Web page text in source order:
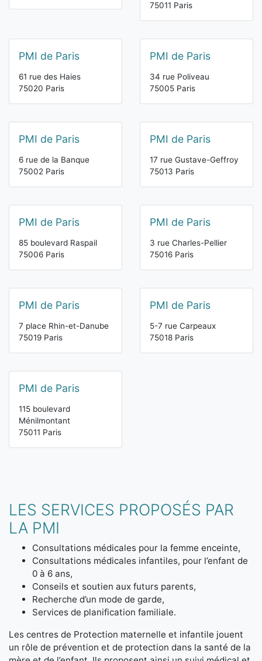
75011 Paris
PMI de Paris
61 rue des Haies
75020 Paris
PMI de Paris
34 rue Poliveau
75005 Paris
PMI de Paris
6 rue de la Banque
75002 Paris
PMI de Paris
17 rue Gustave-Geffroy
75013 Paris
PMI de Paris
85 boulevard Raspail
75006 Paris
PMI de Paris
3 rue Charles-Pellier
75016 Paris
PMI de Paris
7 place Rhin-et-Danube
75019 Paris
PMI de Paris
5-7 rue Carpeaux
75018 Paris
PMI de Paris
115 boulevard
Ménilmontant
75011 Paris
LES SERVICES PROPOSÉS PAR
LA PMI
Consultations médicales pour la femme enceinte,
Consultations médicales infantiles, pour l’enfant de
0 à 6 ans,
Conseils et soutien aux futurs parents,
Recherche d’un mode de garde,
Services de planification familiale.
Les centres de Protection maternelle et infantile jouent
un rôle de prévention et de protection dans la santé de la